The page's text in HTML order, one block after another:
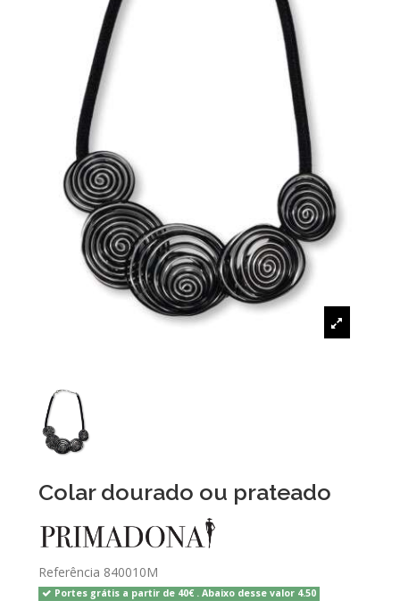
Colar dourado ou prateado
Referência 840010M
Portes grátis a partir de 40€ . Abaixo desse valor 4.50